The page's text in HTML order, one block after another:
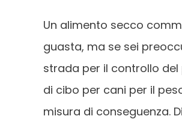
Un alimento secco
guasta, ma se sei
strada per il controllo
di cibo per cani per il
misura di conseguenza.